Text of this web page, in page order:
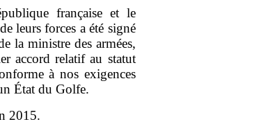
française et le
leurs forces a été signé
la ministre des armées,
accord relatif au statut
à nos exigences
État du Golfe.
2015.